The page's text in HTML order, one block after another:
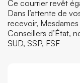
Ce courrier revêt
Dans l’attente de
recevoir,
Conseillers d’État,
SUD, SSP, FSF